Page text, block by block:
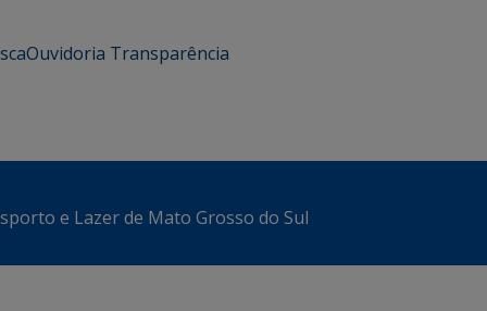
Ouvidoria Transparência
e Lazer de Mato Grosso do Sul